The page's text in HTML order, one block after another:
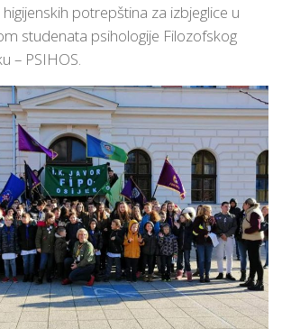
potrepština za izbjeglice u
studenata psihologije Filozofskog
– PSIHOS.